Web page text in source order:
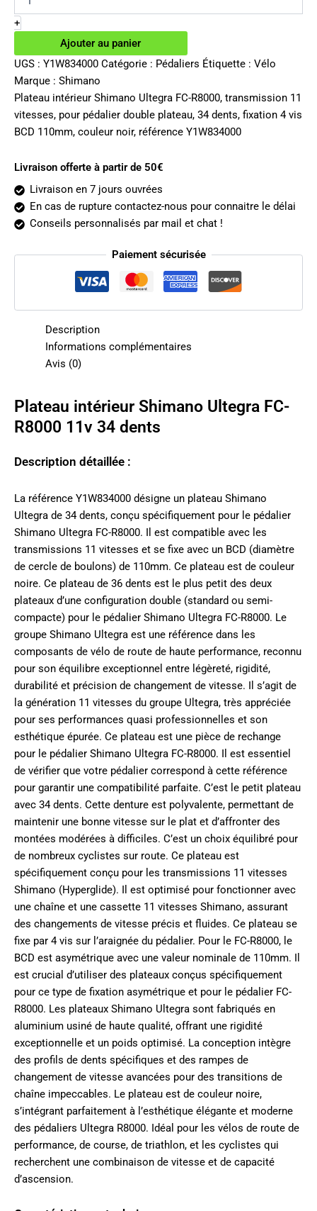
Plateau
intérieur
Shimano
FC-
R8000
34
dents
+
Ajouter au panier
UGS : Y1W834000 Catégorie : Pédaliers Étiquette : Vélo
Marque : Shimano
Plateau intérieur Shimano Ultegra FC-R8000, transmission 11
vitesses, pour pédalier double plateau, 34 dents, fixation 4 vis
BCD 110mm, couleur noir, référence Y1W834000
Livraison offerte à partir de 50€
Livraison en 7 jours ouvrées
En cas de rupture contactez-nous pour connaitre le délai
Conseils personnalisés par mail et chat !
Paiement sécurisée
Description
Informations complémentaires
Avis (0)
Plateau intérieur Shimano Ultegra FC-
R8000 11v 34 dents
Description détaillée :
La référence Y1W834000 désigne un plateau Shimano
Ultegra de 34 dents, conçu spécifiquement pour le pédalier
Shimano Ultegra FC-R8000. Il est compatible avec les
transmissions 11 vitesses et se fixe avec un BCD (diamètre
de cercle de boulons) de 110mm. Ce plateau est de couleur
noire. Ce plateau de 36 dents est le plus petit des deux
plateaux d’une configuration double (standard ou semi-
compacte) pour le pédalier Shimano Ultegra FC-R8000. Le
groupe Shimano Ultegra est une référence dans les
composants de vélo de route de haute performance, reconnu
pour son équilibre exceptionnel entre légèreté, rigidité,
durabilité et précision de changement de vitesse. Il s’agit de
la génération 11 vitesses du groupe Ultegra, très appréciée
pour ses performances quasi professionnelles et son
esthétique épurée. Ce plateau est une pièce de rechange
pour le pédalier Shimano Ultegra FC-R8000. Il est essentiel
de vérifier que votre pédalier correspond à cette référence
pour garantir une compatibilité parfaite. C’est le petit plateau
avec 34 dents. Cette denture est polyvalente, permettant de
maintenir une bonne vitesse sur le plat et d’affronter des
montées modérées à difficiles. C’est un choix équilibré pour
de nombreux cyclistes sur route. Ce plateau est
spécifiquement conçu pour les transmissions 11 vitesses
Shimano (Hyperglide). Il est optimisé pour fonctionner avec
une chaîne et une cassette 11 vitesses Shimano, assurant
des changements de vitesse précis et fluides. Ce plateau se
fixe par 4 vis sur l’araignée du pédalier. Pour le FC-R8000, le
BCD est asymétrique avec une valeur nominale de 110mm. Il
est crucial d’utiliser des plateaux conçus spécifiquement
pour ce type de fixation asymétrique et pour le pédalier FC-
R8000. Les plateaux Shimano Ultegra sont fabriqués en
aluminium usiné de haute qualité, offrant une rigidité
exceptionnelle et un poids optimisé. La conception intègre
des profils de dents spécifiques et des rampes de
changement de vitesse avancées pour des transitions de
chaîne impeccables. Le plateau est de couleur noire,
s’intégrant parfaitement à l’esthétique élégante et moderne
des pédaliers Ultegra R8000. Idéal pour les vélos de route de
performance, de course, de triathlon, et les cyclistes qui
recherchent une combinaison de vitesse et de capacité
d’ascension.